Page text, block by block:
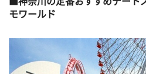
モワールド